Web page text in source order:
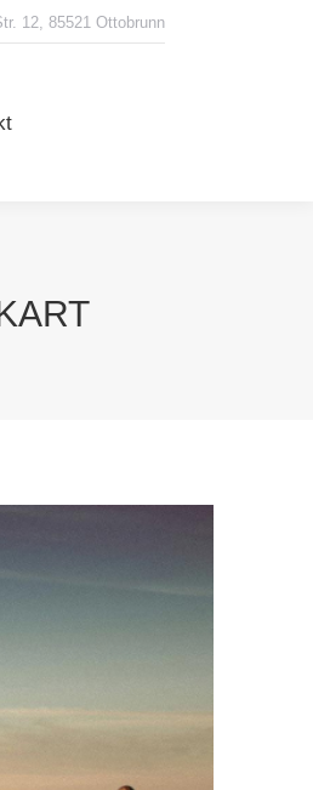
12, 85521 Ottobrunn
Outlook Live